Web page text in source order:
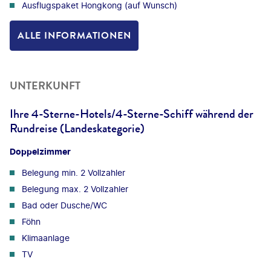
Ausflugspaket Hongkong (auf Wunsch)
ALLE INFORMATIONEN
UNTERKUNFT
Ihre 4-Sterne-Hotels/4-Sterne-Schiff während der
Rundreise (Landeskategorie)
Doppelzimmer
Belegung min. 2 Vollzahler
Belegung max. 2 Vollzahler
Bad oder Dusche/WC
Föhn
Klimaanlage
TV